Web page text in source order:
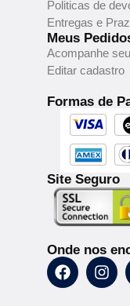
Politicas de
Entregas e
Meus
Acompanhe
Editar cadastro
Formas de
Site Seguro
Onde nos